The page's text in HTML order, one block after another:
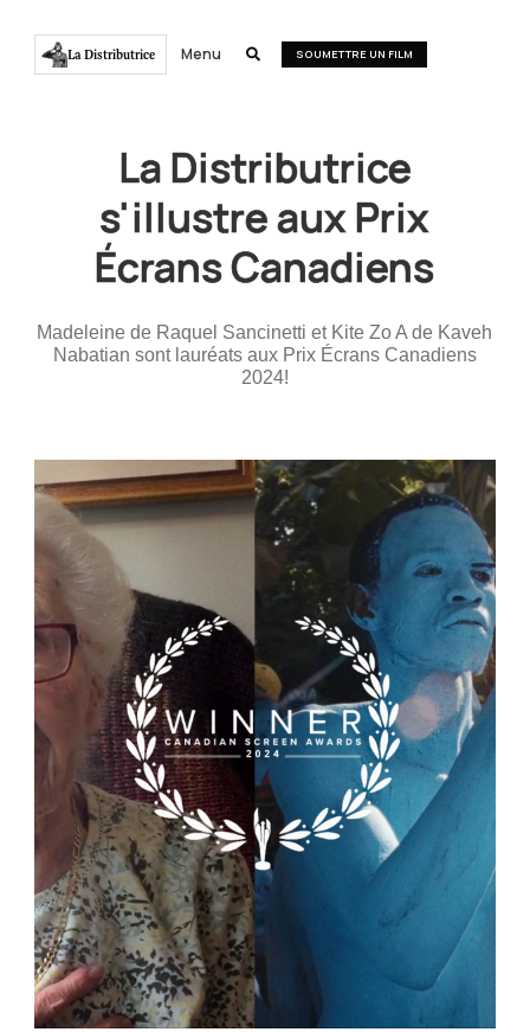
La Distributrice Menu  SOUMETTRE UN FILM
La Distributrice
s'illustre aux Prix
Écrans Canadiens
Madeleine de Raquel Sancinetti et Kite Zo A de Kaveh
Nabatian sont lauréats aux Prix Écrans Canadiens
2024!